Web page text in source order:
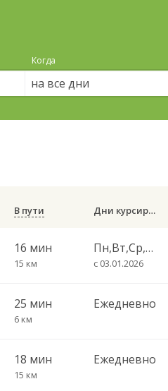
Когда
на все дни
В пути Дни курсирования
16 мин
15 км
Пн,Вт,Ср,Чт,Пт,Сб
с 03.01.2026
25 мин
6 км
Ежедневно
18 мин
15 км
Ежедневно